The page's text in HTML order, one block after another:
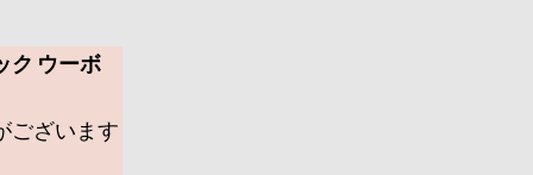
ク ウーボ
ございます